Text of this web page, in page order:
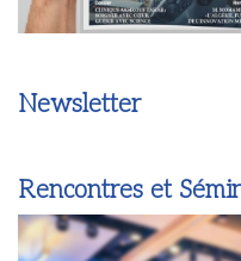
Newsletter
Rencontres et